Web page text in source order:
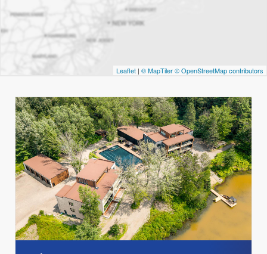
Leaflet | © MapTiler© OpenStreetMap contributors